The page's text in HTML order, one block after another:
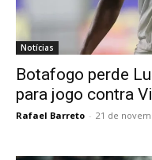
Notícias
Botafogo perde
para jogo contra
Rafael Barreto - 21 de